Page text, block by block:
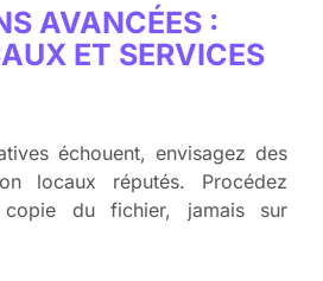
AVANCÉES :
ET SERVICES
échouent, envisagez des
locaux réputés. Procédez
du fichier, jamais sur